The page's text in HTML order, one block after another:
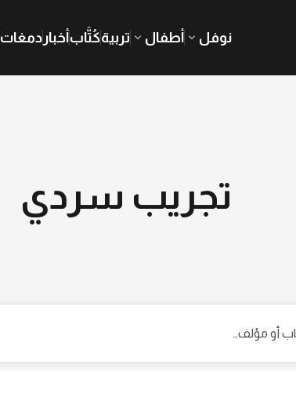
نوفل أطفال تربيةكُتَّابأخبار دمغات
تجريب سردي